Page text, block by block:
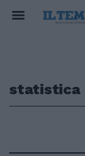
statistica